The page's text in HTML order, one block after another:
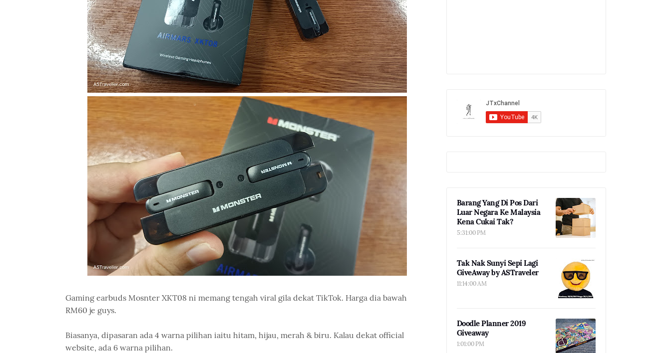
Gaming earbuds Mosnter XKT08 ni memang tengah viral gila dekat TikTok. Harga dia bawah
RM60 je guys.
Biasanya, dipasaran ada 4 warna pilihan iaitu hitam, hijau, merah & biru. Kalau dekat official
website, ada 6 warna pilihan.
Barang Yang Di Pos Dari
Luar Negara Ke Malaysia
Kena Cukai Tak?
5:31:00 PM
Tak Nak Sunyi Sepi Lagi
GiveAway by ASTraveler
11:14:00 AM
Doodle Planner 2019
Giveaway
1:01:00 PM